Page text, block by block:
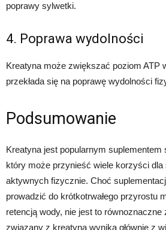
poprawy sylwetki.
4. Poprawa wydolności
Kreatyna może zwiększać poziom ATP
przekłada się na poprawę wydolności
Podsumowanie
Kreatyna jest popularnym
który może przynieść wiele korzyści dla
aktywnych fizycznie. Choć
prowadzić do krótkotrwałego przyrostu
retencją wody, nie jest to
związany z kreatyną wynika głównie z